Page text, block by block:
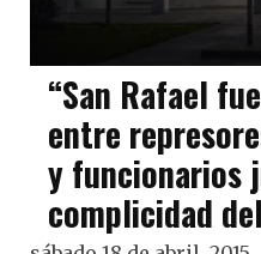
“San Rafael
entre
y funcionarios
complicidad